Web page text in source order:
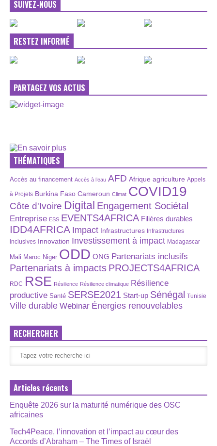
SUIVEZ-NOUS
RESTEZ INFORMÉ
PARTAGEZ VOS ACTUS
THÉMATIQUES
Accès au financement Accès à l’eau AFD Afrique agriculture Appels
à Projets Burkina Faso Cameroun Climat COVID19
Côte d'Ivoire Digital Engagement Sociétal
Entreprise ESS EVENTS4AFRICA Filières durables
IDD4AFRICA Impact Infrastructures Infrastructures
inclusives Innovation Investissement à impact Madagascar
Mali Maroc Niger ODD ONG Partenariats inclusifs
Partenariats à impacts PROJECTS4AFRICA
RDC RSE Résilience Résilience climatique Résilience
productive Santé SERSE2021 Start-up Sénégal Tunisie
Ville durable Webinar Énergies renouvelables
RECHERCHER
Articles récents
Enquête 2026 sur la maturité numérique des OSC
africaines
Tech4Peace, l’innovation et l’impact au cœur des
Accords d’Abraham – The Times of Israël